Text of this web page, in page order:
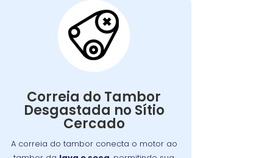
Correia do Tambor
Desgastada no Sítio
Cercado
A correia do tambor conecta o motor ao
Correia do Tambor
Desgastada:
Nossos técnicos podem diagnosticar e
reparar o problema, permitindo que
você continue a preparar suas refeições